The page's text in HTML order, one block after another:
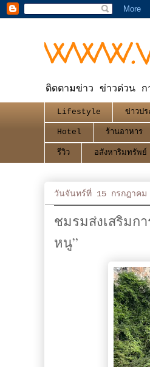
ติดตามข่าว ข่าวด่วน
Lifestyle ข่าวป
Hotel ร้านอาหาร
รีวิว อสังหาริมทรัพย์
วันจันทร์ที่ 15 กรกฎาค
ชมรมส่งเสริมก
หนู”